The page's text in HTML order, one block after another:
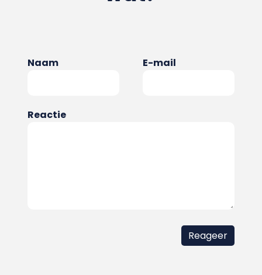
Naam E-mail
Reactie